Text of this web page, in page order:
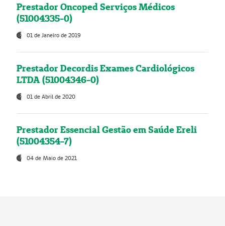
Prestador Oncoped Serviços Médicos
(51004335-0)
01 de Janeiro de 2019
Prestador Decordis Exames Cardiológicos
LTDA (51004346-0)
01 de Abril de 2020
Prestador Essencial Gestão em Saúde Ereli
(51004354-7)
04 de Maio de 2021